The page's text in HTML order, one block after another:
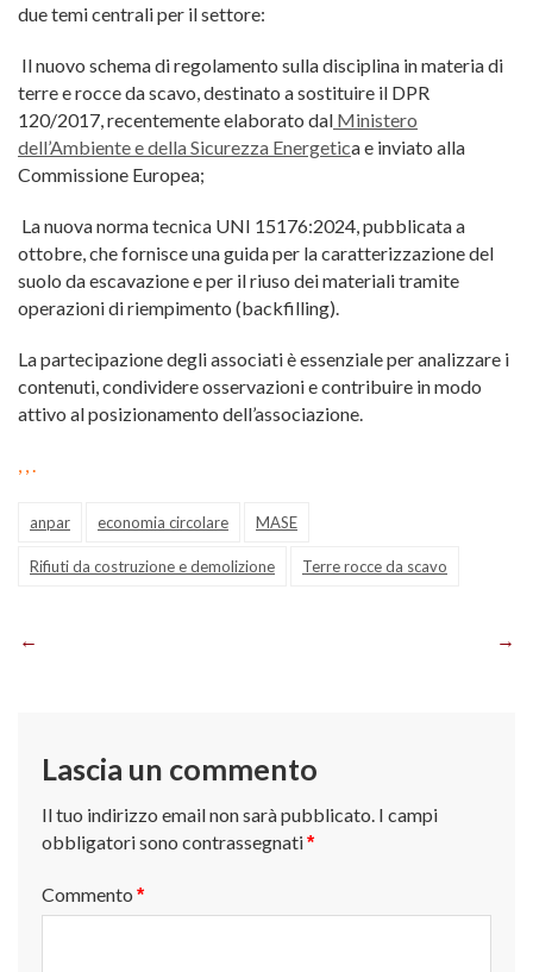
due temi centrali per il settore:
Il nuovo schema di regolamento sulla disciplina in materia di
terre e rocce da scavo, destinato a sostituire il DPR
120/2017, recentemente elaborato dal Ministero
dell’Ambiente e della Sicurezza Energetica e inviato alla
Commissione Europea;
La nuova norma tecnica UNI 15176:2024, pubblicata a
ottobre, che fornisce una guida per la caratterizzazione del
suolo da escavazione e per il riuso dei materiali tramite
operazioni di riempimento (backfilling).
La partecipazione degli associati è essenziale per analizzare i
contenuti, condividere osservazioni e contribuire in modo
attivo al posizionamento dell’associazione.
, , .
anpar economia circolare MASE
Rifiuti da costruzione e demolizione Terre rocce da scavo
Navigazione
Lascia un commento
Il tuo indirizzo email non sarà pubblicato. I campi
obbligatori sono contrassegnati*
Commento *